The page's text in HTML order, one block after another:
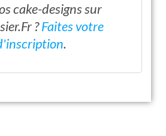
cake-designs sur
?Faites votre
.